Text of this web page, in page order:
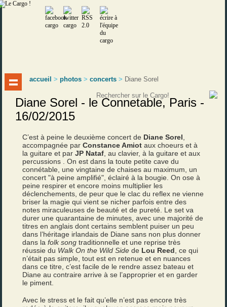
accueil >photos >concerts > Diane Sorel
Diane Sorel - le Connetable, Paris -
16/02/2015
C’est à peine le deuxième concert de Diane Sorel
accompagnée parConstance Amiot aux choeurs et à
la guitare et parJP Nataf , au clavier, à la guitare et aux
percussions . On est dans la toute petite cave du
connétable, une vingtaine de chaises au maximum, un
concert "à peine amplifié", éclairé à la bougie. On ose à
peine respirer et encore moins multiplier les
déclenchements, de peur que le clac du reflex ne vienne
briser la magie qui vient se nicher parfois entre des
notes miraculeuses de beauté et de pureté. Le set va
durer une quarantaine de minutes, avec une majorité de
titres en anglais dont certains semblent puiser un peu
dans l’héritage irlandais de Diane sans non plus donner
dans lafolk songtraditionnelle et une reprise très
réussie du Walk On the Wild Side de Lou Reed , ce qui
n’était pas simple, tout est en retenue et en nuances
dans ce titre, c’est facile de le rendre assez bateau et
Diane au contraire arrive à se l’approprier et en garder
le piment.
Avec le stress et le fait qu’elle n’est pas encore très